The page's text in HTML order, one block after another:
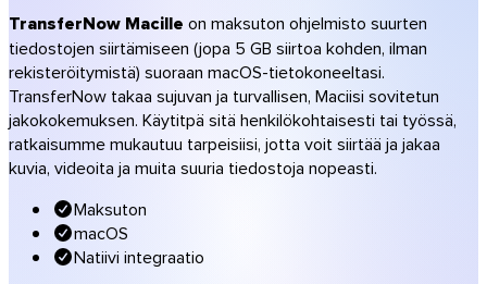
Valokuvaajat
Videokuvaajat & tuotanto
Luovat toimistot
Arkkitehtuuri & rakentaminen
Kirjanpitäjät
Musiikki & studiot
Kaikki toimialaratkaisut
Ohjelmistot
TransferNow Macille on maksuton ohjelmisto suurten
tiedostojen siirtämiseen (jopa 5 GB siirtoa kohden, ilman
rekisteröitymistä) suoraan macOS-tietokoneeltasi.
TransferNow takaa sujuvan ja turvallisen, Maciisi sovitetun
jakokokemuksen. Käytitpä sitä henkilökohtaisesti tai työssä,
ratkaisumme mukautuu tarpeisiisi, jotta voit siirtää ja jakaa
kuvia, videoita ja muita suuria tiedostoja nopeasti.
Maksuton
macOS
Natiivi integraatio